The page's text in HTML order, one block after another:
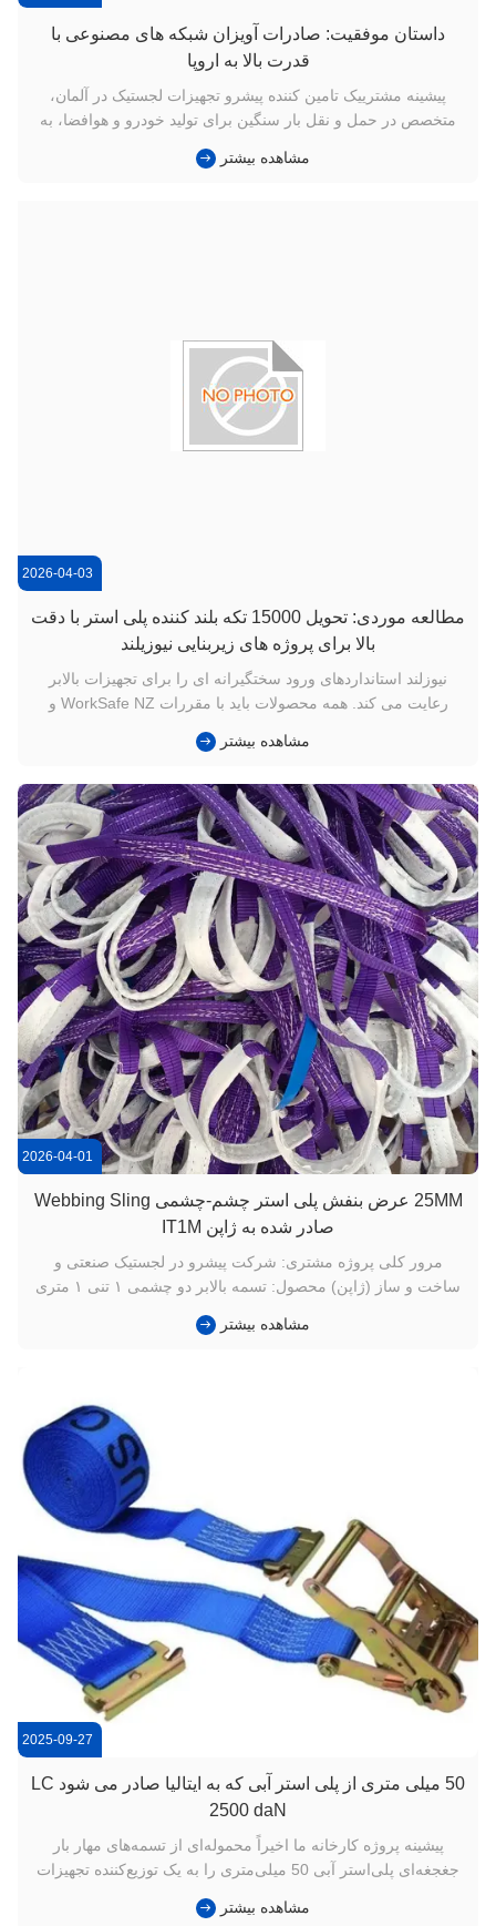
داستان موفقیت: صادرات آویزان شبکه های مصنوعی با
قدرت بالا به اروپا
پیشینه مشترییک تامین کننده پیشرو تجهیزات لجستیک در آلمان،
متخصص در حمل و نقل بار سنگین برای تولید خودرو و هوافضا، به
برای جایگزینی طناب های سیمی فولادی قدیمی بود. چالشمشتری به
مشاهده بیشتر
2026-04-03
مطالعه موردی: تحویل 15000 تکه بلند کننده پلی استر با دقت
بالا برای پروژه های زیربنایی نیوزیلند
نیوزلند استانداردهای ورود سختگیرانه ای را برای تجهیزات بالابر
رعایت می کند. همه محصولات باید با مقررات WorkSafe NZ و
به رواج مهندسی ساحلی، شوری و رطوبت بالا چالش های دوگانه ای
ها...
مشاهده بیشتر
2026-04-01
25MM عرض بنفش پلی استر چشم-چشمی Webbing Sling
صادر شده به ژاپن IT1M
مرور کلی پروژه مشتری: شرکت پیشرو در لجستیک صنعتی و
ساخت و ساز (ژاپن) محصول: تسمه بالابر دو چشمی ۱ تنی ۱ متری
جابجایی مواد در انبار. چالش شریک ژاپنی ما به راه حل بالابری نیاز
مشاهده بیشتر
2025-09-27
50 میلی متری از پلی استر آبی که به ایتالیا صادر می شود LC
2500 daN
پیشینه پروژه کارخانه ما اخیراً محموله‌ای از تسمه‌های مهار بار
جغجغه‌ای پلی‌استر آبی 50 میلی‌متری را به یک توزیع‌کننده تجهیزات
مشاهده بیشتر